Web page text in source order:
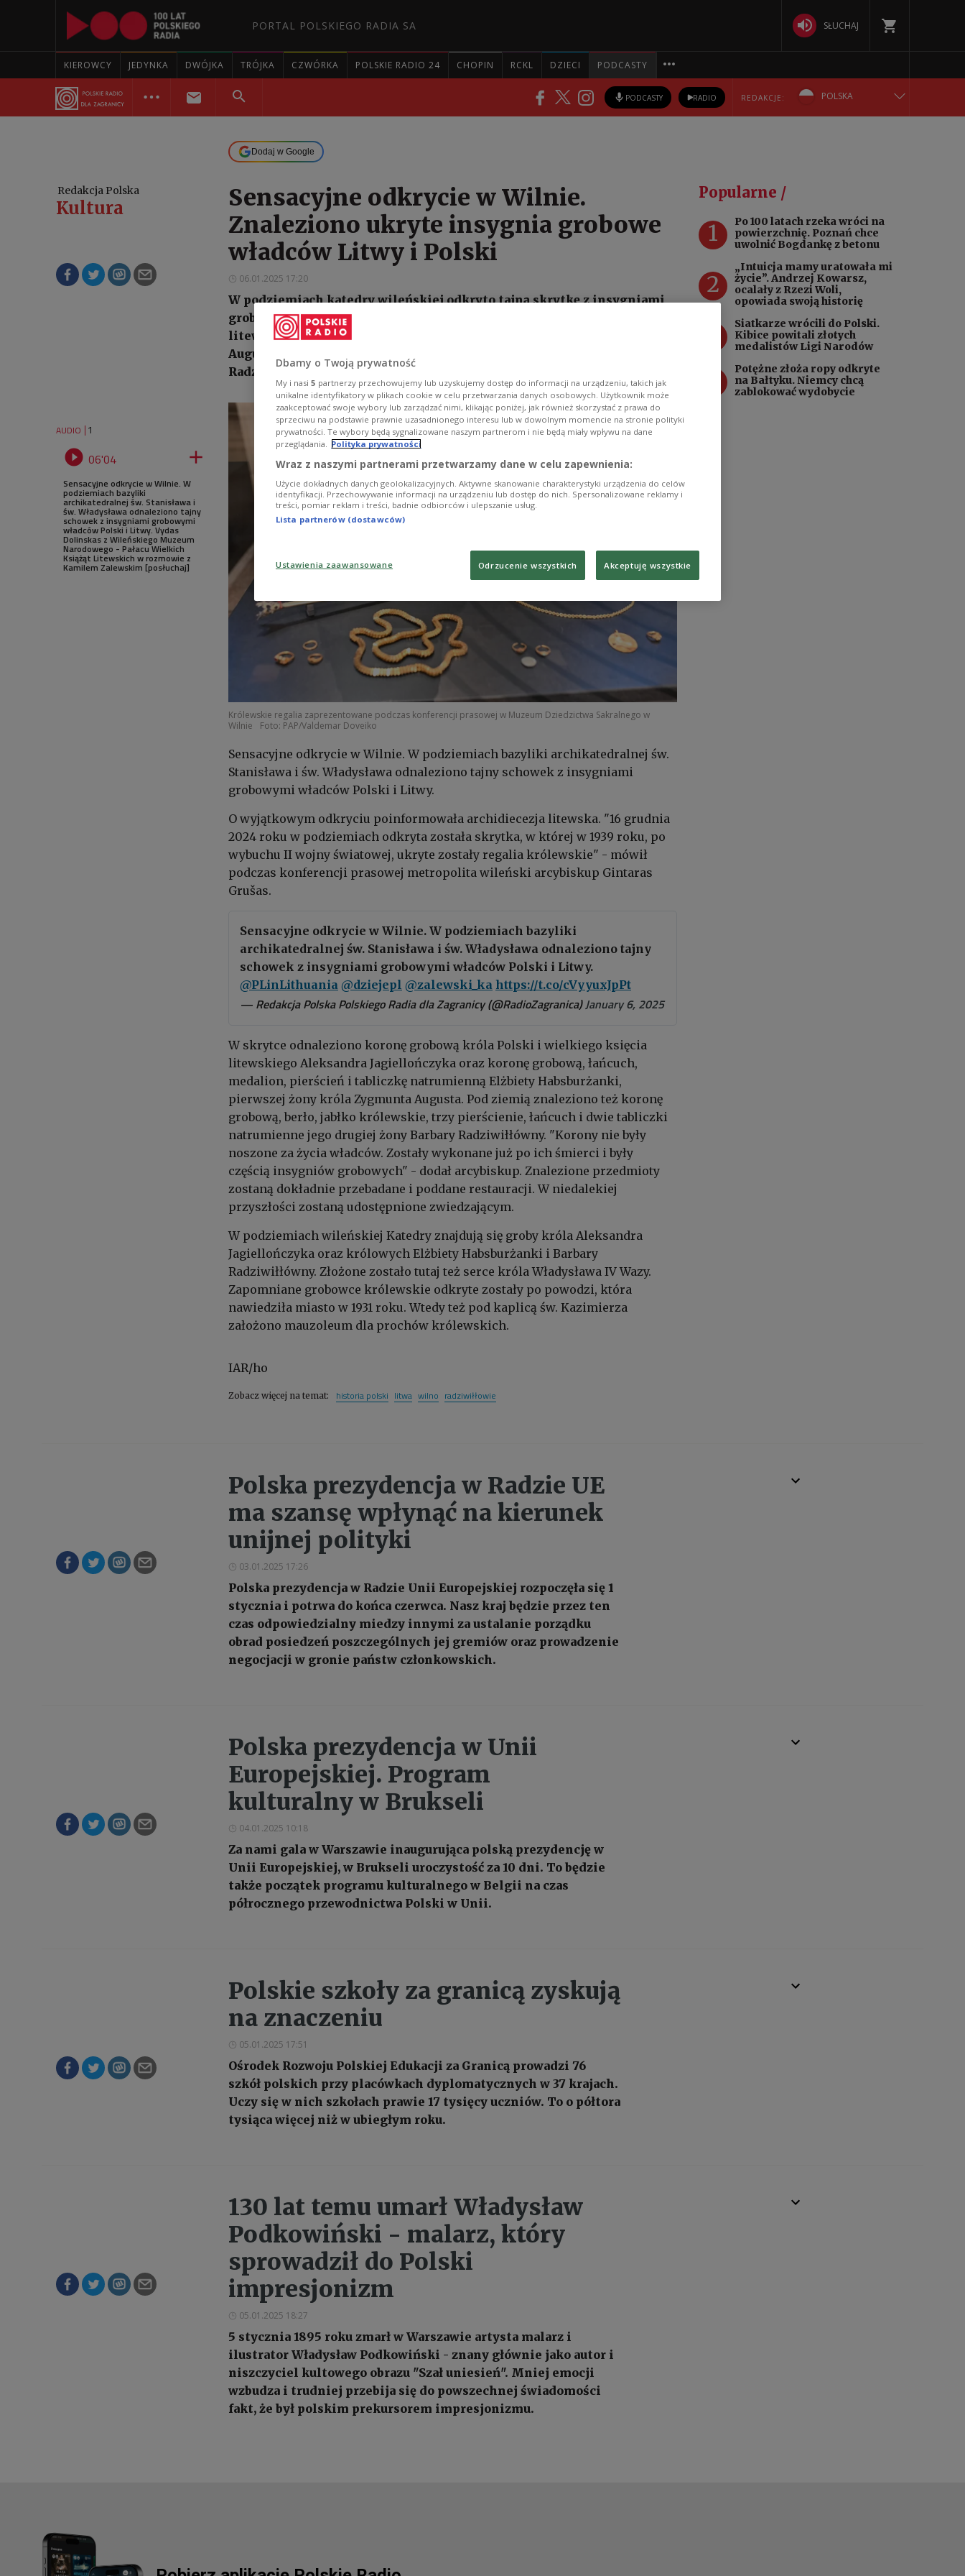
PORTAL POLSKIEGO RADIA SA SŁUCHAJ
KIEROWCY JEDYNKA DWÓJKA TRÓJKA CZWÓRKA POLSKIE RADIO 24 CHOPIN RCKL DZIECI PODCASTY
PODCASTY RADIO REDAKCJE: POLSKA
РУССКИЙ
УКРАЇНСЬКА
Dodaj w Google
Redakcja Polska
Kultura
Sensacyjne odkrycie w Wilnie.
Znaleziono ukryte insygnia grobowe
władców Litwy i Polski
06.01.2025 17:20
W podziemiach katedry wileńskiej odkryto tajną skrytkę z insygniami
grobowymi władców Litwy i Polski: króla Polski i wielkiego księcia
litewskiego Aleksandra Jagiellończyka, pierwszej żony Zygmunta
Augusta Elżbiety Habsburżanki i jego drugiej żony Barbary
Radziwiłłówny.
AUDIO 1
 06'04 
Sensacyjne odkrycie w Wilnie. W
podziemiach bazyliki
archikatedralnej św. Stanisława i
św. Władysława odnaleziono tajny
schowek z insygniami grobowymi
władców Polski i Litwy. Vydas
Dolinskas z Wileńskiego Muzeum
Narodowego - Pałacu Wielkich
Książąt Litewskich w rozmowie z
Kamilem Zalewskim [posłuchaj]
Królewskie regalia zaprezentowane podczas konferencji prasowej w Muzeum Dziedzictwa Sakralnego w
Wilnie
Foto: PAP/Valdemar Doveiko
Sensacyjne odkrycie w Wilnie. W podziemiach bazyliki archikatedralnej św.
Stanisława i św. Władysława odnaleziono tajny schowek z insygniami
grobowymi władców Polski i Litwy.
O wyjątkowym odkryciu poinformowała archidiecezja litewska. "16 grudnia
2024 roku w podziemiach odkryta została skrytka, w której w 1939 roku, po
wybuchu II wojny światowej, ukryte zostały regalia królewskie" - mówił
podczas konferencji prasowej metropolita wileński arcybiskup Gintaras
Grušas.
Sensacyjne odkrycie w Wilnie. W podziemiach bazyliki
archikatedralnej św. Stanisława i św. Władysława odnaleziono tajny
schowek z insygniami grobowymi władców Polski i Litwy.
@PLinLithuania @dziejepl @zalewski_ka https://t.co/cVyyuxJpPt
— Redakcja Polska Polskiego Radia dla Zagranicy (@RadioZagranica)January 6, 2025
W skrytce odnaleziono koronę grobową króla Polski i wielkiego księcia
litewskiego Aleksandra Jagiellończyka oraz koronę grobową, łańcuch,
medalion, pierścień i tabliczkę natrumienną Elżbiety Habsburżanki,
pierwszej żony króla Zygmunta Augusta. Pod ziemią znaleziono też koronę
grobową, berło, jabłko królewskie, trzy pierścienie, łańcuch i dwie tabliczki
natrumienne jego drugiej żony Barbary Radziwiłłówny. "Korony nie były
noszone za życia władców. Zostały wykonane już po ich śmierci i były
częścią insygniów grobowych" - dodał arcybiskup. Znalezione przedmioty
zostaną dokładnie przebadane i poddane restauracji. W niedalekiej
przyszłości zostaną udostępnione zwiedzającym.
W podziemiach wileńskiej Katedry znajdują się groby króla Aleksandra
Jagiellończyka oraz królowych Elżbiety Habsburżanki i Barbary
Radziwiłłówny. Złożone zostało tutaj też serce króla Władysława IV Wazy.
Zapomniane grobowce królewskie odkryte zostały po powodzi, która
nawiedziła miasto w 1931 roku. Wtedy też pod kaplicą św. Kazimierza
założono mauzoleum dla prochów królewskich.
IAR/ho
Zobacz więcej na temat: historia polski litwa wilno radziwiłłowie
Popularne /
1
Po 100 latach rzeka wróci na
powierzchnię. Poznań chce
uwolnić Bogdankę z betonu
2
„Intuicja mamy uratowała mi
życie”. Andrzej Kowarsz,
ocalały z Rzezi Woli,
opowiada swoją historię
Siatkarze wrócili do Polski.
Kibice powitali złotych
medalistów Ligi Narodów
Potężne złoża ropy odkryte
na Bałtyku. Niemcy chcą
zablokować wydobycie
Polska prezydencja w Radzie UE
ma szansę wpłynąć na kierunek
unijnej polityki
03.01.2025 17:26
Polska prezydencja w Radzie Unii Europejskiej rozpoczęła się 1
stycznia i potrwa do końca czerwca. Nasz kraj będzie przez ten
czas odpowiedzialny miedzy innymi za ustalanie porządku
obrad posiedzeń poszczególnych jej gremiów oraz prowadzenie
negocjacji w gronie państw członkowskich.
Polska prezydencja w Unii
Europejskiej. Program
kulturalny w Brukseli
04.01.2025 10:18
Za nami gala w Warszawie inaugurująca polską prezydencję w
Unii Europejskiej, w Brukseli uroczystość za 10 dni. To będzie
także początek programu kulturalnego w Belgii na czas
półrocznego przewodnictwa Polski w Unii.
Polskie szkoły za granicą zyskują
na znaczeniu
05.01.2025 17:51
Ośrodek Rozwoju Polskiej Edukacji za Granicą prowadzi 76
szkół polskich przy placówkach dyplomatycznych w 37 krajach.
Uczy się w nich szkołach prawie 17 tysięcy uczniów. To o półtora
tysiąca więcej niż w ubiegłym roku.
130 lat temu umarł Władysław
Podkowiński - malarz, który
sprowadził do Polski
impresjonizm
05.01.2025 18:27
5 stycznia 1895 roku zmarł w Warszawie artysta malarz i
ilustrator Władysław Podkowiński - znany głównie jako autor i
niszczyciel kultowego obrazu "Szał uniesień". Mniej emocji
wzbudza i trudniej przebija się do powszechnej świadomości
fakt, że był polskim prekursorem impresjonizmu.
Dbamy o Twoją prywatność
My i nasi 5 partnerzy przechowujemy lub uzyskujemy dostęp do informacji na urządzeniu, takich jak
unikalne identyfikatory w plikach cookie w celu przetwarzania danych osobowych. Użytkownik może
zaakceptować swoje wybory lub zarządzać nimi, klikając poniżej, jak również skorzystać z prawa do
sprzeciwu na podstawie prawnie uzasadnionego interesu lub w dowolnym momencie na stronie polityki
prywatności. Te wybory będą sygnalizowane naszym partnerom i nie będą miały wpływu na dane
przeglądania. Polityka prywatności
Wraz z naszymi partnerami przetwarzamy dane w celu zapewnienia:
Użycie dokładnych danych geolokalizacyjnych. Aktywne skanowanie charakterystyki urządzenia do celów
identyfikacji. Przechowywanie informacji na urządzeniu lub dostęp do nich. Spersonalizowane reklamy i
treści, pomiar reklam i treści, badnie odbiorców i ulepszanie usług.
Lista partnerów (dostawców)
Ustawienia zaawansowane Odrzucenie wszystkich Akceptuję wszystkie